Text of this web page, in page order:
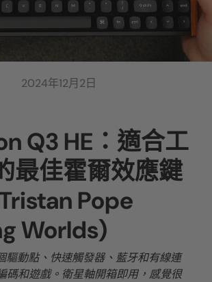
2024年12月2日
Q3 HE：適合工
最佳霍爾效應鍵
Pope
Worlds)
驅動點、快速觸發器、藍牙和有線連
碼和遊戲。衛星軸開箱即用，感覺很